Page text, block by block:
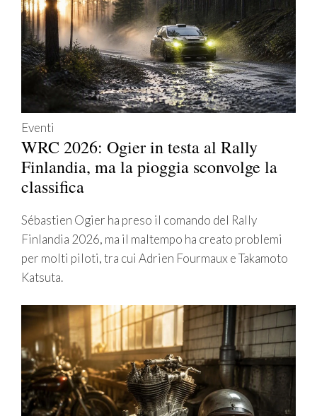
Eventi
WRC 2026: Ogier in testa al Rally
Finlandia, ma la pioggia sconvolge la
classifica
Sébastien Ogier ha preso il comando del Rally
Finlandia 2026, ma il maltempo ha creato problemi
per molti piloti, tra cui Adrien Fourmaux e Takamoto
Katsuta.